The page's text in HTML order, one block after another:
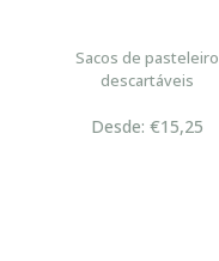
Sacos de pasteleiro
descartáveis
Desde: €15,25